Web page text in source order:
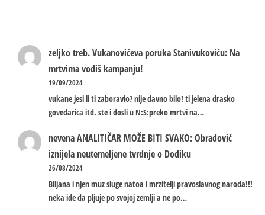
zeljko treb.Vukanovićeva poruka Stanivukoviću: Na
mrtvima vodiš kampanju!
19/09/2024
vukane jesi li ti zaboravio? nije davno bilo! ti jelena drasko
govedarica itd. ste i dosli u N:S:preko mrtvi na…
nevenaANALITIČAR MOŽE BITI SVAKO: Obradović
iznijela neutemeljene tvrdnje o Dodiku
26/08/2024
Biljana i njen muz sluge natoa i mrzitelji pravoslavnog naroda!!!
neka ide da pljuje po svojoj zemlji a ne po…